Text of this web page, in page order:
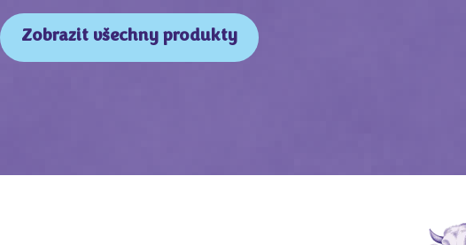
Zobrazit všechny produkty